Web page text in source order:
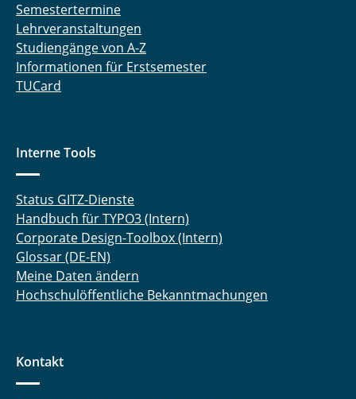
Semestertermine
Lehrveranstaltungen
Studiengänge von A-Z
Informationen für Erstsemester
TUCard
Interne Tools
Status GITZ-Dienste
Handbuch für TYPO3 (Intern)
Corporate Design-Toolbox (Intern)
Glossar (DE-EN)
Meine Daten ändern
Hochschulöffentliche Bekanntmachungen
Kontakt